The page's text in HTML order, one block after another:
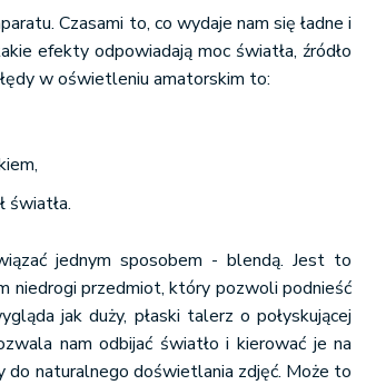
Czasami to, co wydaje nam się ładne i
efekty odpowiadają moc światła, źródło
w oświetleniu amatorskim to:
światła.
jednym sposobem - blendą. Jest to
niedrogi przedmiot, który pozwoli podnieść
jak duży, płaski talerz o połyskującej
nam odbijać światło i kierować je na
do naturalnego doświetlania zdjęć. Może to